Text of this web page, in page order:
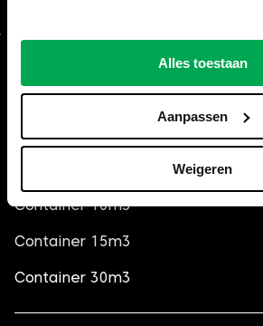
Alles toestaan
Aanpassen
Weigeren
Afvalcontainers op inhoud
Container 3m3
Container 6m3
Container 10m3 (gesloten)
Container 10m3
Container 15m3
Container 30m3